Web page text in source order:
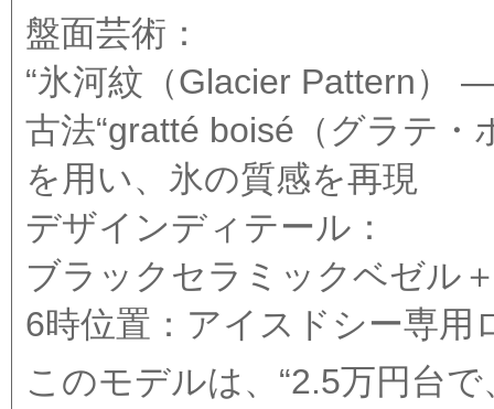
盤面芸術：
“氷河紋（Glacier Pattern）
古法“gratté boisé（グラテ
を用い、氷の質感を再現
デザインディテール：
ブラックセラミックベゼル
6時位置：アイスドシー専用
このモデルは、“2.5万円台